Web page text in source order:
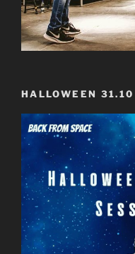
HALLOWEEN 31.10